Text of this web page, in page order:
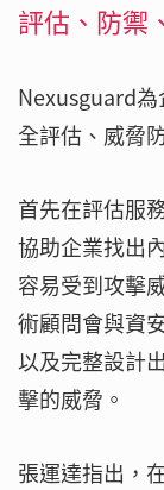
評估、防禦
Nexusguard
全評估、威脅
首先在評估服
協助企業找出
容易受到攻擊
術顧問會與資
以及完整設計
擊的威脅。
張運達指出，